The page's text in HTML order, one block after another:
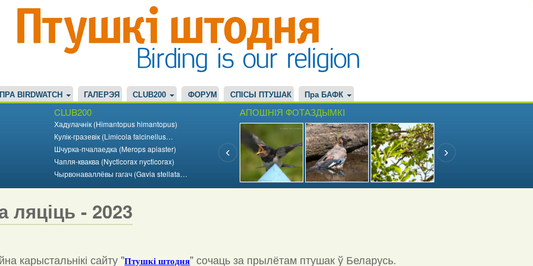
ПРА BIRDWATCH ГАЛЕРЭЯ CLUB200 ФОРУМ СПІСЫ ПТУШАК Пра БАФК
CLUB200
Хадулачнік (Himantopus himantopus)
Кулік-гразевік (Limicola falcinellus…
Шчурка-пчалаедка (Merops apiaster)
Чапля-кваква (Nycticorax nycticorax)
Чырвонаваллёвы гагач (Gavia stellata…
АПОШНІЯ ФОТАЗДЫМКІ
ляціць - 2023
карыстальнікі сайту "Птушкі штодня" сочаць за прылётам птушак ў Беларусь.